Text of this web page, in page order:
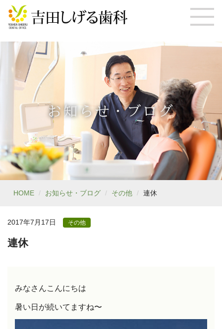
お知らせ・ブログ
HOME お知らせ・ブログ その他 連休
2017年7月17日 その他
連休
みなさんこんにちは
暑い日が続いてますね〜